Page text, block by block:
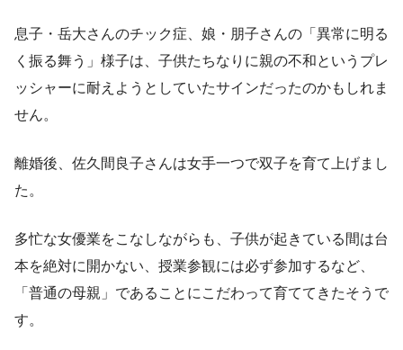
息子・岳大さんのチック症、娘・朋子さんの「異常に明る
く振る舞う」様子は、子供たちなりに親の不和というプレ
ッシャーに耐えようとしていたサインだったのかもしれま
せん。
離婚後、佐久間良子さんは女手一つで双子を育て上げまし
た。
多忙な女優業をこなしながらも、子供が起きている間は台
本を絶対に開かない、授業参観には必ず参加するなど、
「普通の母親」であることにこだわって育ててきたそうで
す。